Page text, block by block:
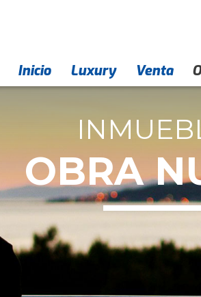
Inicio
EmpresaLuxury Venta
Contacto
OBRA